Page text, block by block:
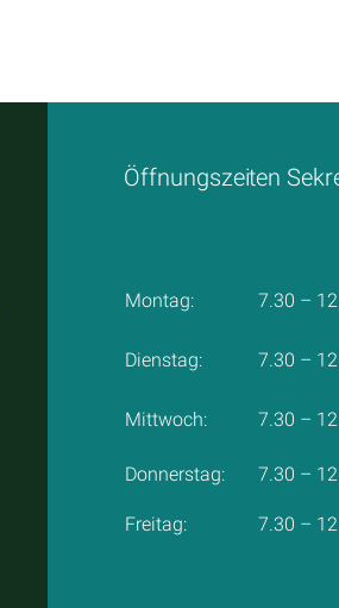
Öffnungszeiten
Montag: 7.30 –
Dienstag: 7.30 –
Mittwoch: 7.30 –
Donnerstag: 7.30 –
Freitag: 7.30 –